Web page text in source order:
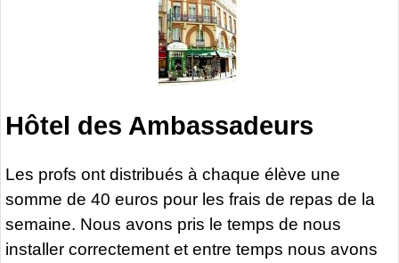
Hôtel des Ambassadeurs
Les profs ont distribués à chaque élève une
somme de 40 euros pour les frais de repas de la
semaine. Nous avons pris le temps de nous
installer correctement et entre temps nous avons